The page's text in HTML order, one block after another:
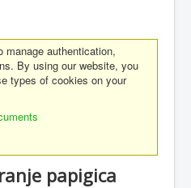
authentication,
By using our website, you
types of cookies on your
papigica